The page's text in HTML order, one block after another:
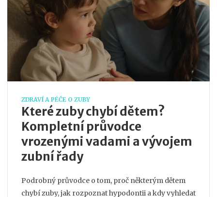
ZDRAVÍ A PÉČE O ZUBY
Které zuby chybí dětem?
Kompletní průvodce
vrozenými vadami a vývojem
zubní řady
Podrobný průvodce o tom, proč některým dětem
chybí zuby, jak rozpoznat hypodontii a kdy vyhledat